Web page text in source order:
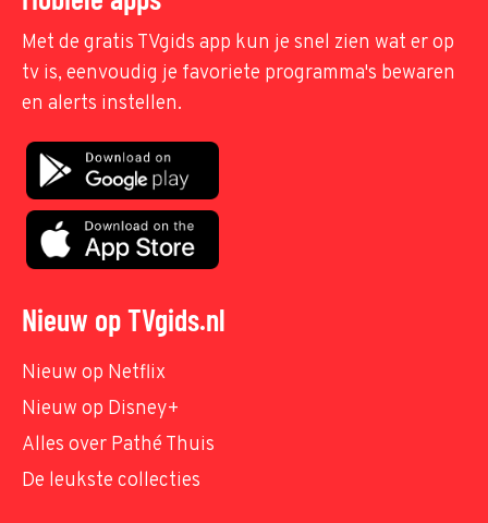
Met de gratis TVgids app kun je snel zien wat er op
tv is, eenvoudig je favoriete programma's bewaren
en alerts instellen.
Nieuw op TVgids.nl
Nieuw op Netflix
Nieuw op Disney+
Alles over Pathé Thuis
De leukste collecties